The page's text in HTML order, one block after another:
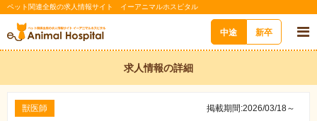
ペット関連全般の求人情報サイト イーアニマルホスピタル
中途 新卒
求人情報の詳細
獣医師
掲載期間:2026/03/18～